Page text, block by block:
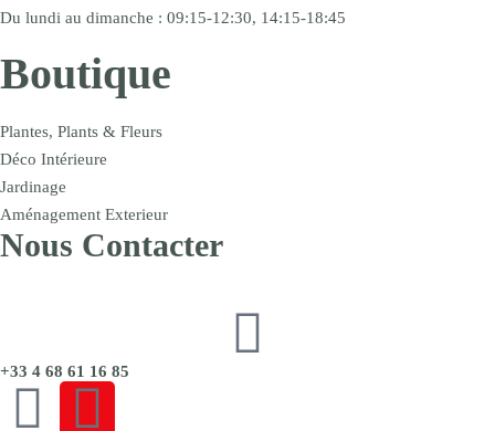
Du lundi au dimanche : 09:15-12:30, 14:15-18:45
Boutique
Plantes, Plants & Fleurs
Déco Intérieure
Jardinage
Aménagement Exterieur
Nous Contacter
+33 4 68 61 16 85